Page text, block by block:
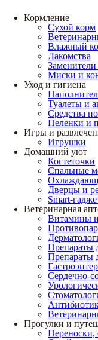
Кормление
Сухой корм
Влажный
Лакомства
Миски и
Уход и гигиена
Туалеты и
Средства
Пеленки и
Игры и
Игрушки
Домашний уют
Когтеточки
Спальные
Дверцы и
Smart-
Ветеринарная
Витамины
Препараты
Препараты
Сердечно-
Прогулки и
Переноски,